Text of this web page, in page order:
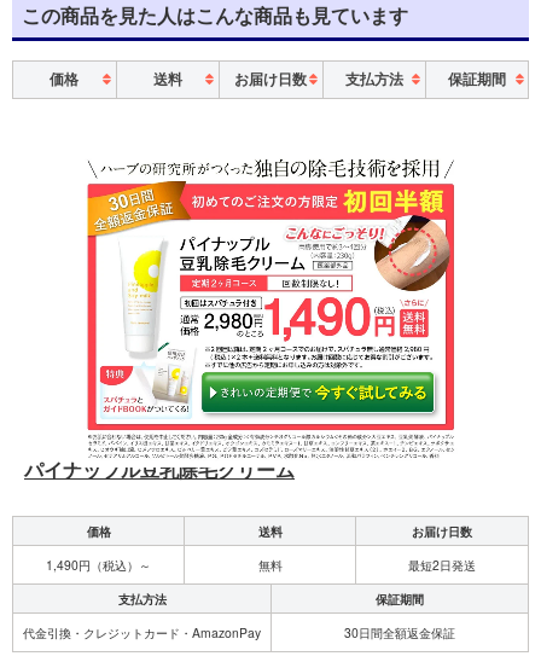
この商品を見た人はこんな商品も見ています
価格 送料 お届け日数 支払方法 保証期間
パイナップル豆乳除毛クリーム
価格 送料
お届け日数
1,490円（税込）～
無料
最短2日発送
支払方法
保証期間
代金引換・クレジットカード・AmazonPay
30日間全額返金保証